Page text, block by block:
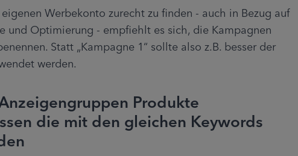
Werbekonto zurecht zu finden - auch in Bezug auf
und Optimierung - empfiehlt es sich, die Kampagnen
Statt „Kampagne 1“ sollte also z.B. besser der
werden.
Produkte
die mit den gleichen Keywords